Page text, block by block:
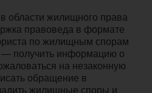
области жилищного права
правоведа в формате
по жилищным спорам
— получить информацию о
на незаконную
обращение в
жилищные споры и